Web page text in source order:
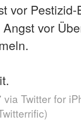
vor
vor
via Twitter for
)